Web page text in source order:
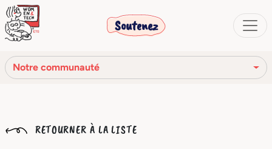
Soutenez
Notre communauté
Notre histoire
RETOURNER À LA LISTE